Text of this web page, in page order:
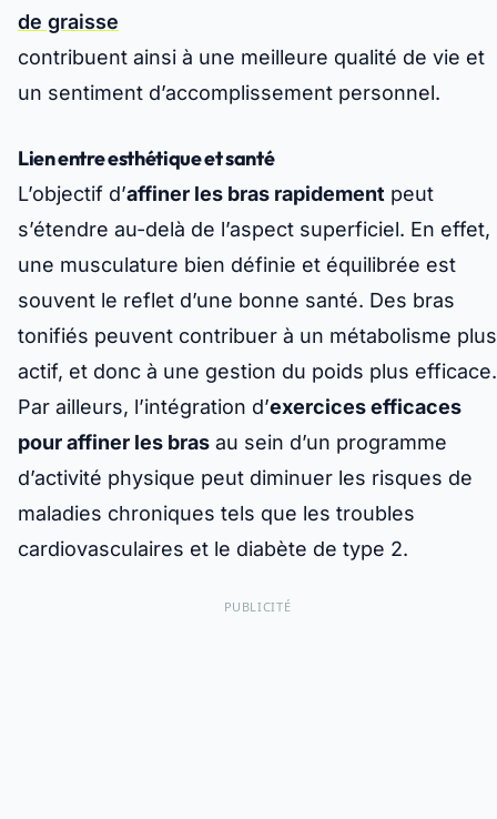
de graisse
contribuent ainsi à une meilleure qualité de vie et
un sentiment d’accomplissement personnel.
Lien entre esthétique et santé
L’objectif d’affiner les bras rapidement peut
s’étendre au-delà de l’aspect superficiel. En effet,
une musculature bien définie et équilibrée est
souvent le reflet d’une bonne santé. Des bras
tonifiés peuvent contribuer à un métabolisme plus
actif, et donc à une gestion du poids plus efficace.
Par ailleurs, l’intégration d’exercices efficaces
pour affiner les bras au sein d’un programme
d’activité physique peut diminuer les risques de
maladies chroniques tels que les troubles
cardiovasculaires et le diabète de type 2.
PUBLICITÉ